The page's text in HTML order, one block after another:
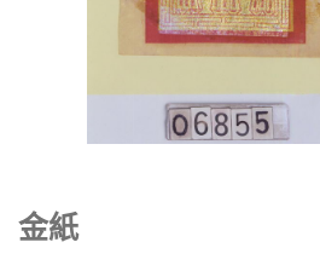
金紙